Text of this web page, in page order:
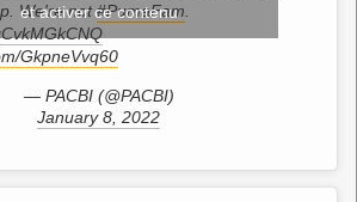
We're not#PumaFam
GkpneVvq60
— PACBI (@PACBI)
January 8, 2022
et activer ce contenu